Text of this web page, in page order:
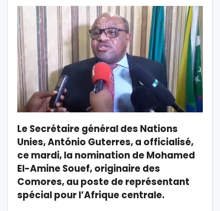
Le Secrétaire général des Nations
Unies, António Guterres, a officialisé,
ce mardi, la nomination de Mohamed
El-Amine Souef, originaire des
Comores, au poste de représentant
spécial pour l’Afrique centrale.